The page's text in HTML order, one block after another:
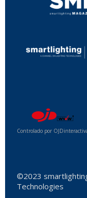
Controlado por
©2023
Technologies